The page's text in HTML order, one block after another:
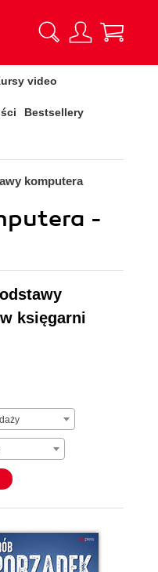
video
Bestsellery
komputera
-
księgarni